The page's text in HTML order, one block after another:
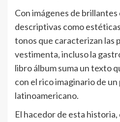
Con imágenes de
descriptivas como
tonos que caracterizan las
vestimenta, incluso la
libro álbum suma un texto
con el rico imaginario de
latinoamericano.
El hacedor de esta